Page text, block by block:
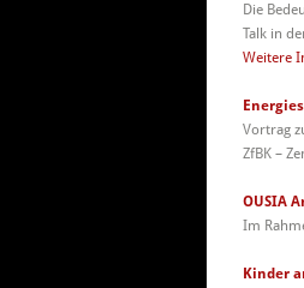
Die
Talk in
Weitere
Vortrag
ZfBK –
OUSIA
Im
Kinder